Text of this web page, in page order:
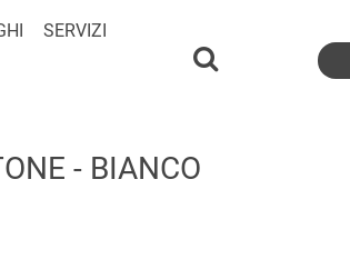
SERVIZI
- BIANCO